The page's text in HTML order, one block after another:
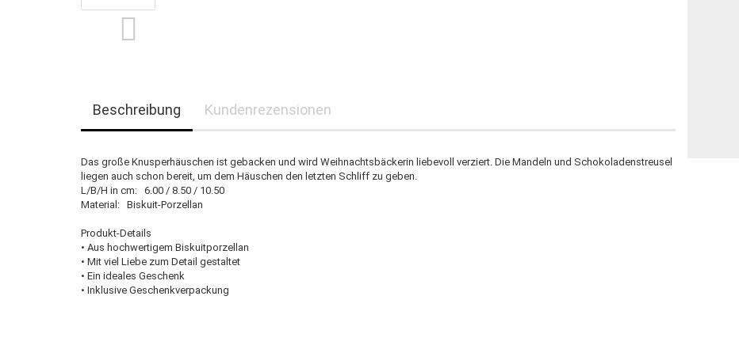
Beschreibung Kundenrezensionen
Das große Knusperhäuschen ist gebacken und wird Weihnachtsbäckerin liebevoll verziert. Die Mandeln und Schokoladenstreusel
liegen auch schon bereit, um dem Häuschen den letzten Schliff zu geben.
L/B/H in cm: 6.00 / 8.50 / 10.50
Material: Biskuit-Porzellan
Produkt-Details
• Aus hochwertigem Biskuitporzellan
• Mit viel Liebe zum Detail gestaltet
• Ein ideales Geschenk
• Inklusive Geschenkverpackung